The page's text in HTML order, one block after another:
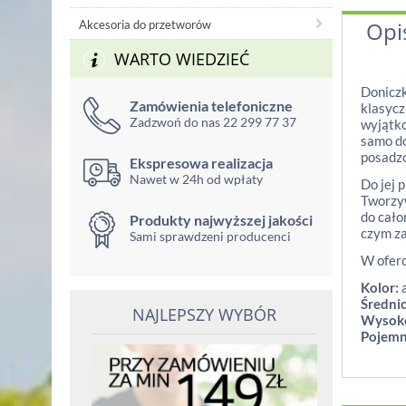
Akcesoria do przetworów
WARTO WIEDZIEĆ
Zamówienia telefoniczne
Zadzwoń do nas 22 299 77 37
Ekspresowa realizacja
Nawet w 24h od wpłaty
Produkty najwyższej jakości
Sami sprawdzeni producenci
NAJLEPSZY WYBÓR
samo
Do jej
do
czym
W
Kolor: